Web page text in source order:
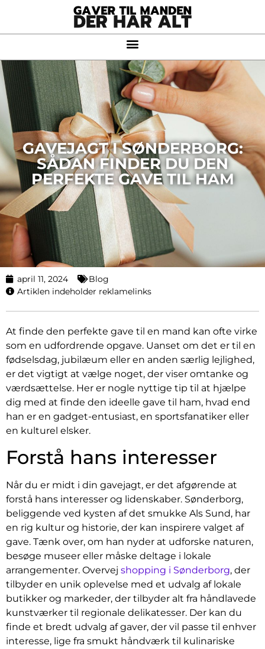
GAVEJAGT I SØNDERBORG:
SÅDAN FINDER DU DEN
PERFEKTE GAVE TIL HAM
april 11, 2024
Blog
Artiklen indeholder reklamelinks
At finde den perfekte gave til en mand kan ofte virke
som en udfordrende opgave. Uanset om det er til en
fødselsdag, jubilæum eller en anden særlig lejlighed,
er det vigtigt at vælge noget, der viser omtanke og
værdsættelse. Her er nogle nyttige tip til at hjælpe
dig med at finde den ideelle gave til ham, hvad end
han er en gadget-entusiast, en sportsfanatiker eller
en kulturel elsker.
Forstå hans interesser
Når du er midt i din gavejagt, er det afgørende at
forstå hans interesser og lidenskaber. Sønderborg,
beliggende ved kysten af det smukke Als Sund, har
en rig kultur og historie, der kan inspirere valget af
gave. Tænk over, om han nyder at udforske naturen,
besøge museer eller måske deltage i lokale
arrangementer. Overvej shopping i Sønderborg, der
tilbyder en unik oplevelse med et udvalg af lokale
butikker og markeder, der tilbyder alt fra håndlavede
kunstværker til regionale delikatesser. Der kan du
finde et bredt udvalg af gaver, der vil passe til enhver
interesse, lige fra smukt håndværk til kulinariske